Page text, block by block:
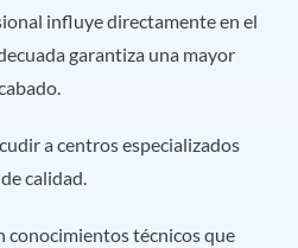
influye directamente en el
garantiza una mayor
a centros especializados
calidad.
conocimientos técnicos que